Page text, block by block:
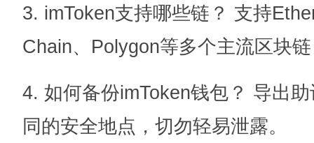
3. imToken支持哪些链？ 支持
Chain、Polygon等多个主流区块
4. 如何备份imToken钱包？ 导出
同的安全地点，切勿轻易泄露。